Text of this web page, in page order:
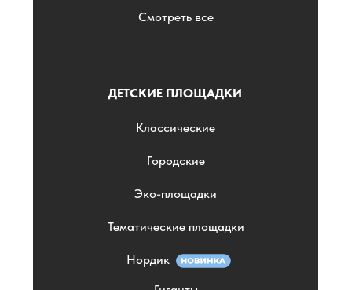
Смотреть все
ДЕТСКИЕ ПЛОЩАДКИ
Классические
Городские
Эко-площадки
Тематические площадки
Нордик